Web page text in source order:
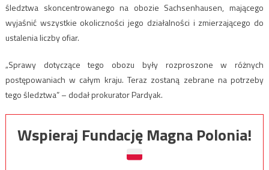
śledztwa skoncentrowanego na obozie Sachsenhausen, mającego
wyjaśnić wszystkie okoliczności jego działalności i zmierzającego do
ustalenia liczby ofiar.
„Sprawy dotyczące tego obozu były rozproszone w różnych
postępowaniach w całym kraju. Teraz zostaną zebrane na potrzeby
tego śledztwa” – dodał prokurator Pardyak.
Wspieraj Fundację Magna Polonia!